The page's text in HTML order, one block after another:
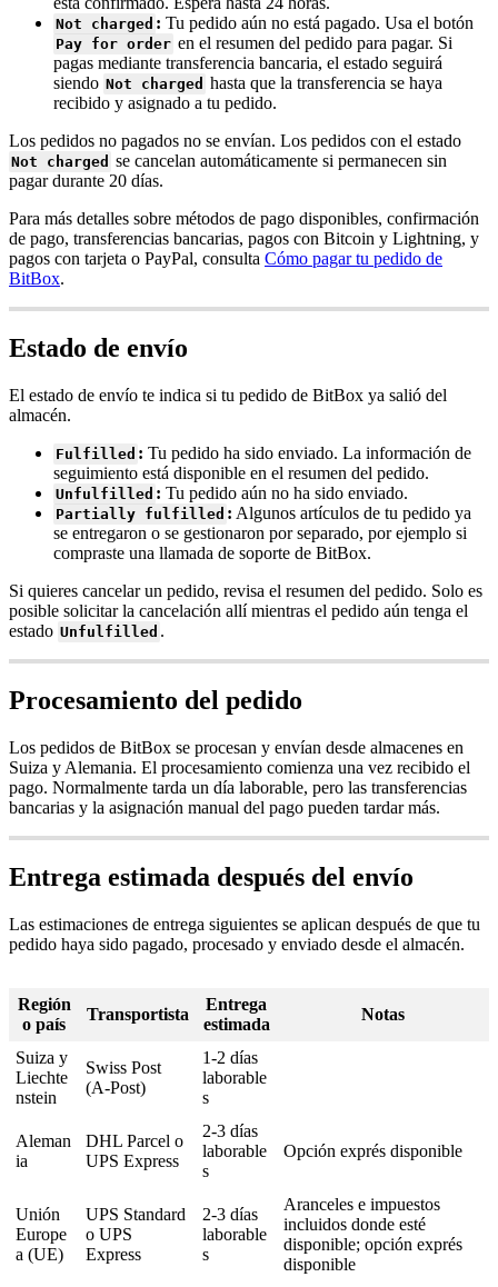
Not charged : Tu pedido aún no está pagado. Usa el botón
Pay for order en el resumen del pedido para pagar. Si
pagas mediante transferencia bancaria, el estado seguirá
siendo Not charged hasta que la transferencia se haya
recibido y asignado a tu pedido.
Los pedidos no pagados no se envían. Los pedidos con el estado
Not charged se cancelan automáticamente si permanecen sin
pagar durante 20 días.
Para más detalles sobre métodos de pago disponibles, confirmación
de pago, transferencias bancarias, pagos con Bitcoin y Lightning, y
pagos con tarjeta o PayPal, consulta Cómo pagar tu pedido de
BitBox.
Estado de envío
El estado de envío te indica si tu pedido de BitBox ya salió del
almacén.
Fulfilled : Tu pedido ha sido enviado. La información de
seguimiento está disponible en el resumen del pedido.
Unfulfilled : Tu pedido aún no ha sido enviado.
Partially fulfilled : Algunos artículos de tu pedido ya
se entregaron o se gestionaron por separado, por ejemplo si
compraste una llamada de soporte de BitBox.
Si quieres cancelar un pedido, revisa el resumen del pedido. Solo es
posible solicitar la cancelación allí mientras el pedido aún tenga el
estado Unfulfilled .
Procesamiento del pedido
Los pedidos de BitBox se procesan y envían desde almacenes en
Suiza y Alemania. El procesamiento comienza una vez recibido el
pago. Normalmente tarda un día laborable, pero las transferencias
bancarias y la asignación manual del pago pueden tardar más.
Entrega estimada después del envío
Las estimaciones de entrega siguientes se aplican después de que tu
pedido haya sido pagado, procesado y enviado desde el almacén.
Región
o país
Transportista
Entrega
estimada
Notas
Suiza y
Liechte
nstein
Swiss Post
(A-Post)
1-2 días
laborable
s
Aleman
ia
DHL Parcel o
UPS Express
2-3 días
laborable
s
Opción exprés disponible
Unión
Europe
a (UE)
UPS Standard
o UPS
Express
2-3 días
laborable
s
Aranceles e impuestos
incluidos donde esté
disponible; opción exprés
disponible